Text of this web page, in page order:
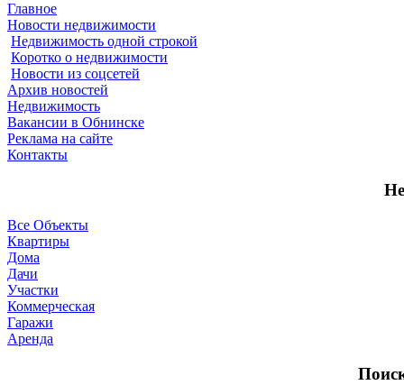
Главное
Новости недвижимости
Недвижимость одной строкой
Коротко о недвижимости
Новости из соцсетей
Архив новостей
Недвижимость
Вакансии в Обнинске
Реклама на сайте
Контакты
Все Объекты
Квартиры
Дома
Дачи
Участки
Коммерческая
Гаражи
Аренда